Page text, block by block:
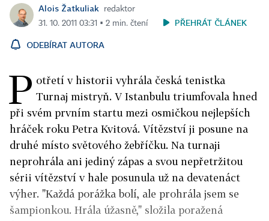
Alois Žatkuliak
redaktor
31. 10. 2011 03:31 ▪ 2 min. čtení
PŘEHRÁT ČLÁNEK
ODEBÍRAT AUTORA
P otřetí v historii vyhrála česká tenistka
Turnaj mistryň. V Istanbulu triumfovala hned
při svém prvním startu mezi osmičkou nejlepších
hráček roku Petra Kvitová. Vítězství ji posune na
druhé místo světového žebříčku. Na turnaji
neprohrála ani jediný zápas a svou nepřetržitou
sérii vítězství v hale posunula už na devatenáct
výher. "Každá porážka bolí, ale prohrála jsem se
šampionkou. Hrála úžasně," složila poražená